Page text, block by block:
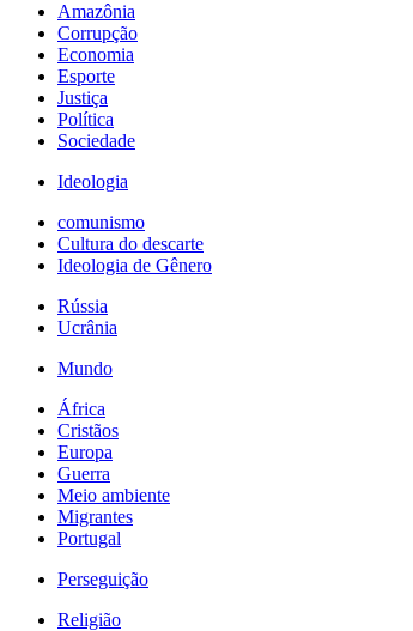
Amazônia
Corrupção
Economia
Esporte
Justiça
Política
Sociedade
Ideologia
comunismo
Cultura do descarte
Ideologia de Gênero
Rússia
Ucrânia
Mundo
África
Cristãos
Europa
Guerra
Meio ambiente
Migrantes
Portugal
Perseguição
Religião